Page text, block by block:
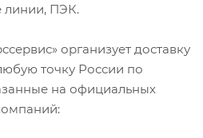
линии, ПЭК.
организует доставку
точку России по
на официальных